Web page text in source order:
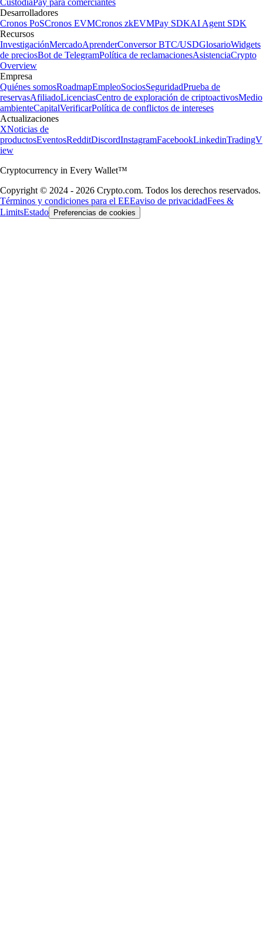
Custodia Pay para comerciantes
Desarrolladores
Cronos PoSCronos EVMCronos zkEVMPay SDKAI Agent SDK
Recursos
InvestigaciónMercadoAprenderConversor BTC/USDGlosarioWidgets
de preciosBot de TelegramPolítica de reclamacionesAsistenciaCrypto
Overview
Empresa
Quiénes somosRoadmapEmpleoSociosSeguridadPrueba de
reservasAfiliadoLicenciasCentro de exploración de criptoactivosMedio
ambienteCapitalVerificarPolítica de conflictos de intereses
Actualizaciones
XNoticias de
productosEventosRedditDiscordInstagramFacebookLinkedinTradingV
iew
Cryptocurrency in Every Wallet™
Copyright © 2024 - 2026 Crypto.com. Todos los derechos reservados.
Términos y condiciones para el EEEaviso de privacidadFees &
LimitsEstado Preferencias de cookies